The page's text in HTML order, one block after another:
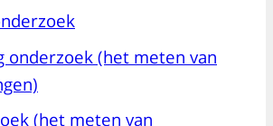
onderzoek (het meten van
(het meten van